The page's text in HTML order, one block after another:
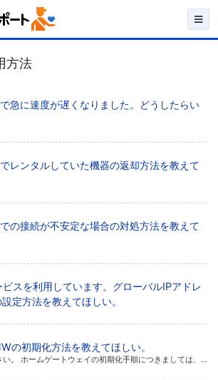
方法
急に速度が遅くなりました。どうしたらい
レンタルしていた機器の返却方法を教えて
の接続が不安定な場合の対処方法を教えて
スを利用しています。グローバルIPアドレ
定方法を教えてほしい。
の初期化方法を教えてほしい。
以下をご確認ください。 ホームゲートウェイの初期化手順につきましては、2通りの方法がございます。以下のいずれかの方法にて初期化を行ってください。 更新ボタンを使用しての初期化方法 クイック設定webを使用しての初期化の方 […]